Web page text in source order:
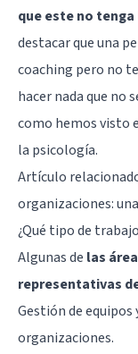
que este no
destacar que una
coaching pero no
hacer nada que no
como hemos visto
la psicología.
Artículo
organizaciones:
¿Qué tipo de
Algunas de las
representativas
Gestión de
organizaciones.